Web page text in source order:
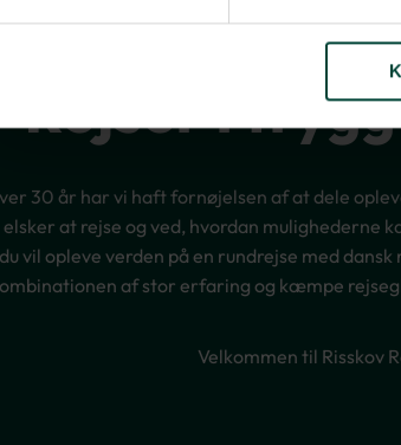
Rejser i
30 år har vi haft fornøjelsen af at dele
elsker at rejse og ved, hvordan mulighederne
vil opleve verden på en rundrejse med
af stor erfaring og kæmpe
Velkommen til Risskov